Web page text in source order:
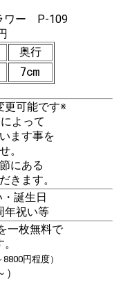
ワー P-109
奥行
更可能です※
よって
ます事を
。
にある
きます。
誕生日
年祝い等
一枚無料で
円程度）